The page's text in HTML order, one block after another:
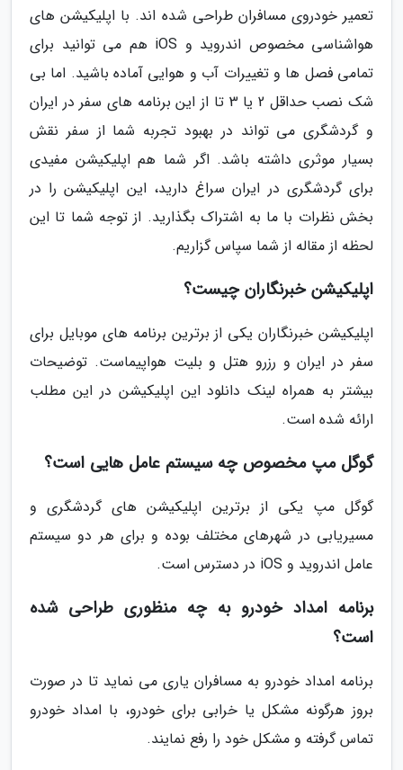
تعمیر خودروی مسافران طراحی شده اند. با اپلیکیشن های
هواشناسی مخصوص اندروید و iOS هم می توانید برای
تمامی فصل ها و تغییرات آب و هوایی آماده باشید. اما بی
شک نصب حداقل 2 یا 3 تا از این برنامه های سفر در ایران
و گردشگری می تواند در بهبود تجربه شما از سفر نقش
بسیار موثری داشته باشد. اگر شما هم اپلیکیشن مفیدی
برای گردشگری در ایران سراغ دارید، این اپلیکیشن را در
بخش نظرات با ما به اشتراک بگذارید. از توجه شما تا این
لحظه از مقاله از شما سپاس گزاریم.
اپلیکیشن خبرنگاران چیست؟
اپلیکیشن خبرنگاران یکی از برترین برنامه های موبایل برای
سفر در ایران و رزرو هتل و بلیت هواپیماست. توضیحات
بیشتر به همراه لینک دانلود این اپلیکیشن در این مطلب
ارائه شده است.
گوگل مپ مخصوص چه سیستم عامل هایی است؟
گوگل مپ یکی از برترین اپلیکیشن های گردشگری و
مسیریابی در شهرهای مختلف بوده و برای هر دو سیستم
عامل اندروید و iOS در دسترس است.
برنامه امداد خودرو به چه منظوری طراحی شده
است؟
برنامه امداد خودرو به مسافران یاری می نماید تا در صورت
بروز هرگونه مشکل یا خرابی برای خودرو، با امداد خودرو
تماس گرفته و مشکل خود را رفع نمایند.